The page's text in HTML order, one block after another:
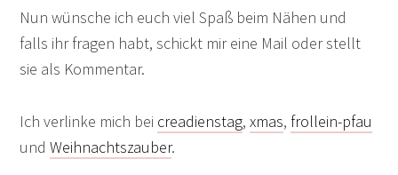
Nun wünsche ich euch viel Spaß beim Nähen und
falls ihr fragen habt, schickt mir eine Mail oder stellt
sie als Kommentar.
Ich verlinke mich bei creadienstag,xmas, frollein-pfau
undWeihnachtszauber.